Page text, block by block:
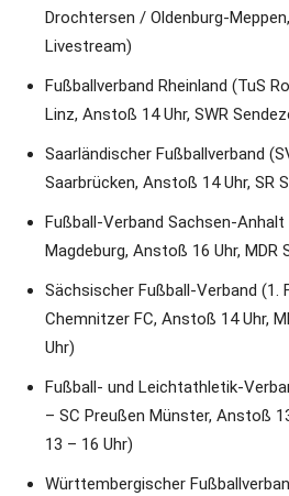
Drochtersen / Oldenburg-
Livestream)
Fußballverband Rheinland (TuS
Linz, Anstoß 14 Uhr, SWR
Saarländischer Fußballverband
Saarbrücken, Anstoß 14 Uhr, SR
Fußball-Verband Sachsen-Anhalt
Magdeburg, Anstoß 16 Uhr, MDR
Sächsischer Fußball-Verband (1.
Chemnitzer FC, Anstoß 14 Uhr,
Uhr)
Fußball- und Leichtathletik-
– SC Preußen Münster, Anstoß
13 – 16 Uhr)
Württembergischer